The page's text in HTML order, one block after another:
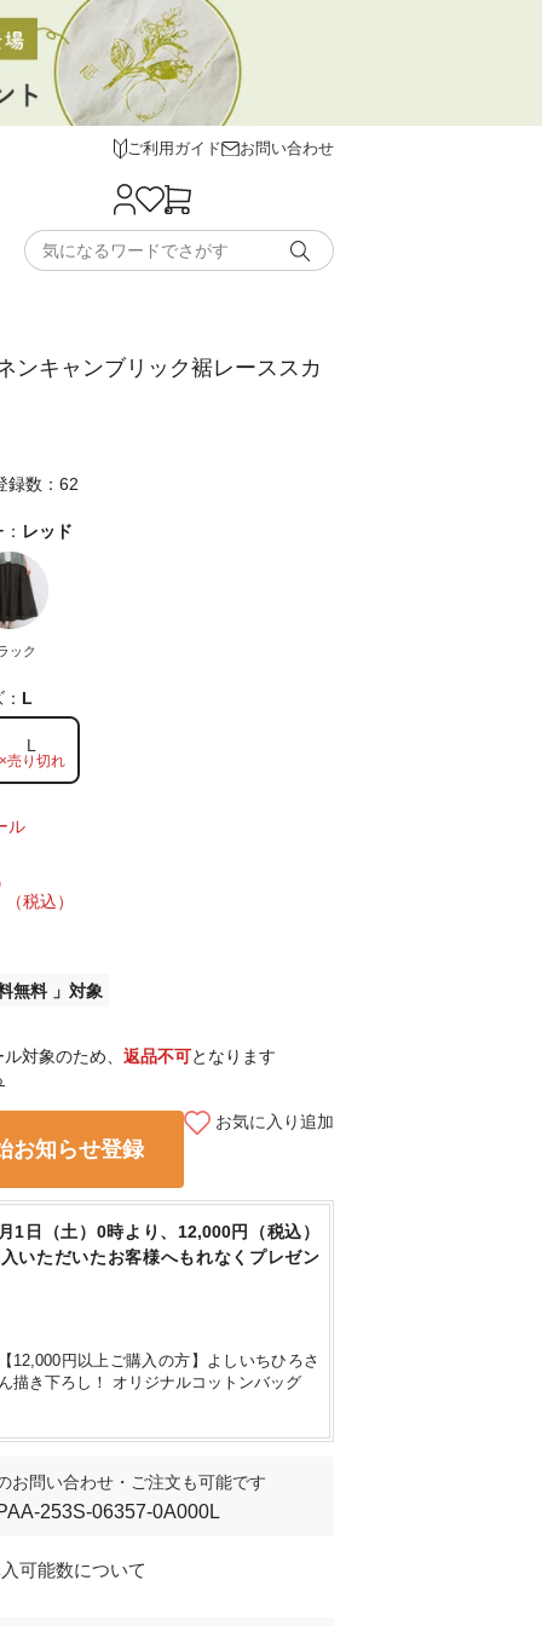
ご利用ガイド お問い合わせ
ンキャンブリック裾レーススカ
録数：62
レッド
ック
L
L
×売り切れ
ル
（税込）
無料
対象のため、 返品不可となります
お知らせ登録
お気に入り追加
1日（土）0時より、12,000円（税込）
いただいたお客様へもれなくプレゼン
【12,000円以上ご購入の方】よしいちひろさ
ん描き下ろし！ オリジナルコットンバッグ
お問い合わせ・ご注文も可能です
253S-06357-0A000L
可能数について